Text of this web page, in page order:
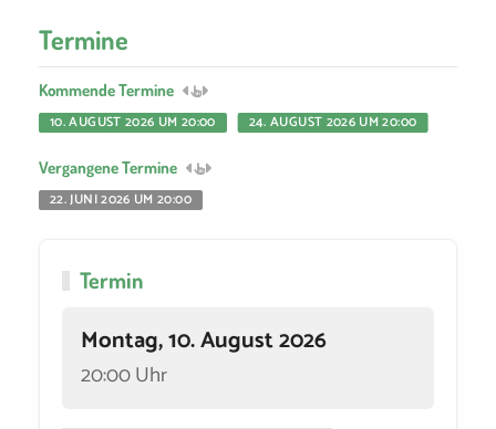
Termine
Kommende Termine
10. AUGUST 2026 UM 20:00
24. AUGUST 2026 UM 20:00
Vergangene Termine
22. JUNI 2026 UM 20:00
Termin
Montag, 10. August 2026
20:00 Uhr